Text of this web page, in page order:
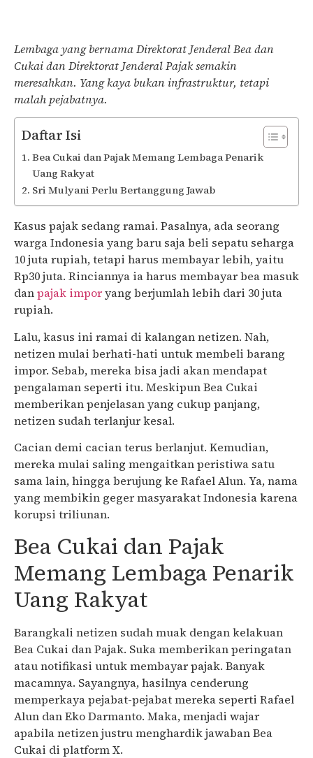
Lembaga yang bernama Direktorat Jenderal Bea dan
Cukai dan Direktorat Jenderal Pajak semakin
meresahkan. Yang kaya bukan infrastruktur, tetapi
malah pejabatnya.
Daftar Isi
Bea Cukai dan Pajak Memang Lembaga Penarik
Uang Rakyat
Sri Mulyani Perlu Bertanggung Jawab
Kasus pajak sedang ramai. Pasalnya, ada seorang
warga Indonesia yang baru saja beli sepatu seharga
10 juta rupiah, tetapi harus membayar lebih, yaitu
Rp30 juta. Rinciannya ia harus membayar bea masuk
danpajak imporyang berjumlah lebih dari 30 juta
rupiah.
Lalu, kasus ini ramai di kalangan netizen. Nah,
netizen mulai berhati-hati untuk membeli barang
impor. Sebab, mereka bisa jadi akan mendapat
pengalaman seperti itu. Meskipun Bea Cukai
memberikan penjelasan yang cukup panjang,
netizen sudah terlanjur kesal.
Cacian demi cacian terus berlanjut. Kemudian,
mereka mulai saling mengaitkan peristiwa satu
sama lain, hingga berujung ke Rafael Alun. Ya, nama
yang membikin geger masyarakat Indonesia karena
korupsi triliunan.
Bea Cukai dan Pajak
Memang Lembaga Penarik
Uang Rakyat
Barangkali netizen sudah muak dengan kelakuan
Bea Cukai dan Pajak. Suka memberikan peringatan
atau notifikasi untuk membayar pajak. Banyak
macamnya. Sayangnya, hasilnya cenderung
memperkaya pejabat-pejabat mereka seperti Rafael
Alun dan Eko Darmanto. Maka, menjadi wajar
apabila netizen justru menghardik jawaban Bea
Cukai di platform X.